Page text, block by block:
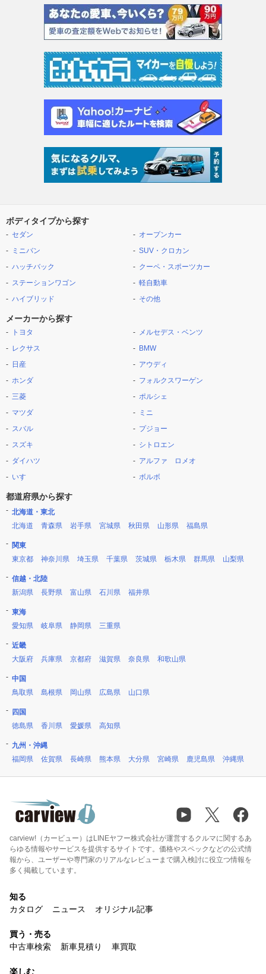
ボディタイプから探す
セダン
ミニバン
ハッチバック
ステーションワゴン
ハイブリッド
オープンカー
SUV・クロカン
クーペ・スポーツカー
軽自動車
その他
メーカーから探す
トヨタ
レクサス
日産
ホンダ
三菱
マツダ
スバル
スズキ
ダイハツ
いすゞ
メルセデス・ベンツ
BMW
アウディ
フォルクスワーゲン
ポルシェ
ミニ
プジョー
シトロエン
アルファ ロメオ
ボルボ
都道府県から探す
北海道・東北
北海道
青森県 岩手県 宮城県 秋田県 山形県 福島県
関東
東京都
神奈川県 埼玉県 千葉県 茨城県 栃木県 群馬県 山梨県
信越・北陸
新潟県
長野県 富山県 石川県 福井県
東海
愛知県
岐阜県 静岡県 三重県
近畿
大阪府
兵庫県 京都府 滋賀県 奈良県 和歌山県
中国
鳥取県
島根県 岡山県 広島県 山口県
四国
徳島県
香川県 愛媛県 高知県
九州・沖縄
福岡県
佐賀県 長崎県 熊本県 大分県 宮崎県 鹿児島県 沖縄県
carview!（カービュー）はLINEヤフー株式会社が運営するクルマに関するあ
らゆる情報やサービスを提供するサイトです。価格やスペックなどの公式情
報から、ユーザーや専門家のリアルなレビューまで購入検討に役立つ情報を
多く掲載しています。
知る
カタログ
ニュース オリジナル記事
買う・売る
中古車検索
新車見積り 車買取
楽しむ